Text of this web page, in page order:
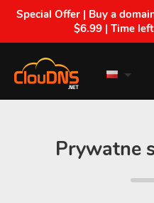
Special Offer | Buy a
$6.99 | Time
Prywatne